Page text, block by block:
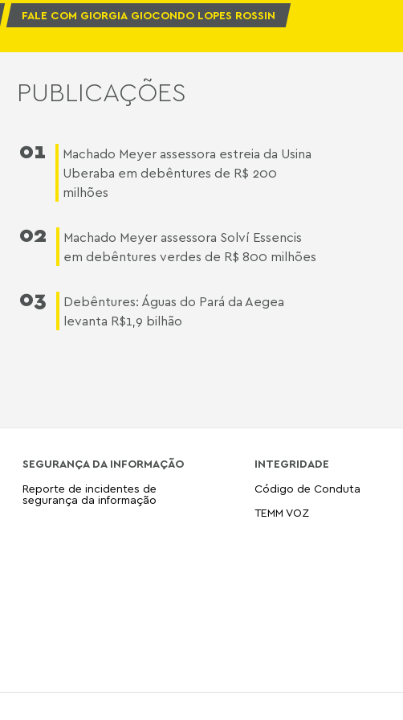
FALE COM GIORGIA GIOCONDO LOPES ROSSIN
PUBLICAÇÕES
01
Machado Meyer assessora estreia da Usina
Uberaba em debêntures de R$ 200
milhões
02
Machado Meyer assessora Solví Essencis
em debêntures verdes de R$ 800 milhões
03
Debêntures: Águas do Pará da Aegea
levanta R$1,9 bilhão
SEGURANÇA DA INFORMAÇÃO
Reporte de incidentes de
segurança da informação
INTEGRIDADE
Código de Conduta
TEMM VOZ